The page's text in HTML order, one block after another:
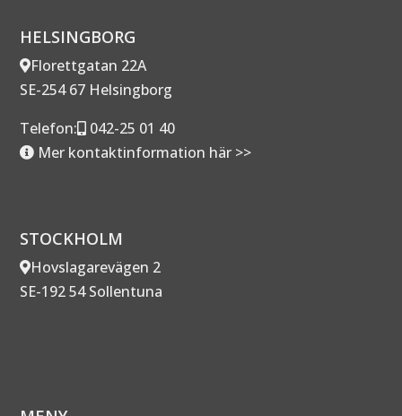
HELSINGBORG
Florettgatan 22A
SE-254 67 Helsingborg
Telefon:
042-25 01 40
Mer kontaktinformation här >>
STOCKHOLM
Hovslagarevägen 2
SE-192 54 Sollentuna